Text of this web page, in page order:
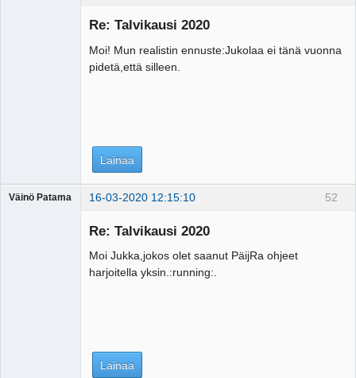
Re: Talvikausi 2020
Moi! Mun realistin ennuste:Jukolaa ei tänä vuonna
pidetä,että silleen.
Lainaa
52
Väinö Patama 16-03-2020 12:15:10
Re: Talvikausi 2020
Moi Jukka,jokos olet saanut PäijRa ohjeet
harjoitella yksin.:running:.
Lainaa